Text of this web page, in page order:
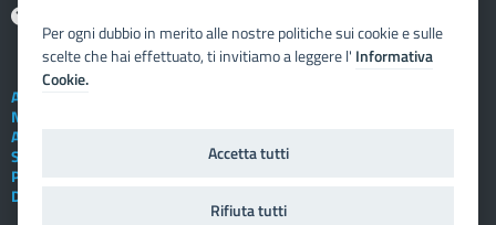
Assistenza tecnica
Note legali
Albo telematico
Social Media Policy
Privacy
Dichiarazione di accessibilità
Per ogni dubbio in merito alle nostre politiche sui cookie e sulle
scelte che hai effettuato, ti invitiamo a leggere l' Informativa
Cookie.
Accetta tutti
Rifiuta tutti